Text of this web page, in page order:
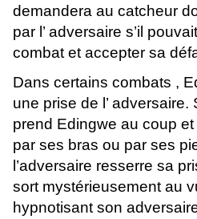
demandera au catcheur
par l’ adversaire s’il
combat et accepter sa
Dans certains combats ,
une prise de l’ adversaire.
prend Edingwe au coup
par ses bras ou par ses
l’adversaire resserre sa
sort mystérieusement au
hypnotisant son